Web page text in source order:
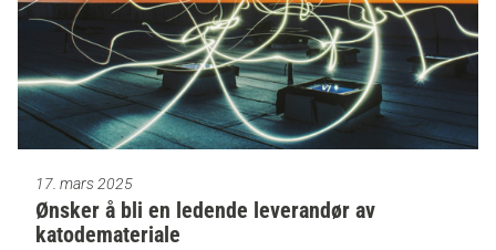
17. mars 2025
Ønsker å bli en ledende leverandør av
katodemateriale